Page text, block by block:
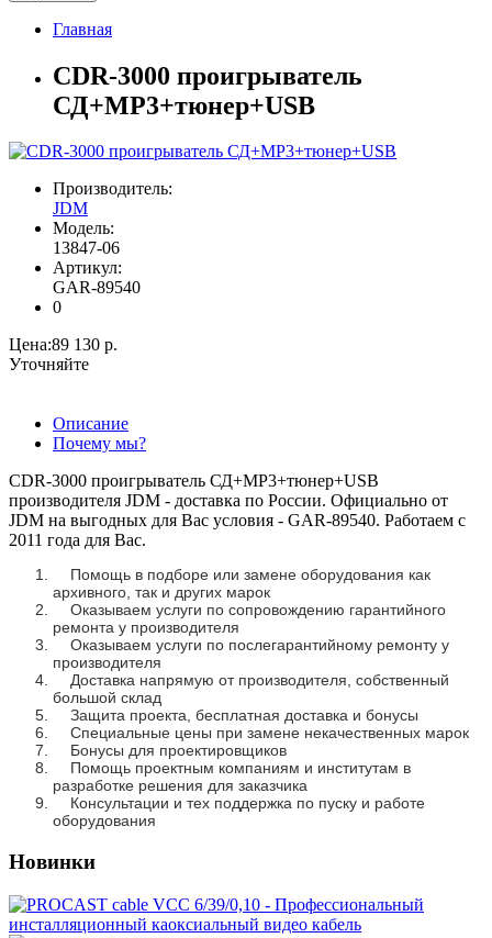
Главная
CDR-3000 проигрыватель
СД+MP3+тюнер+USB
Производитель:
JDM
Модель:
13847-06
Артикул:
GAR-89540
0
Цена:89 130 р.
Уточняйте
Описание
Почему мы?
CDR-3000 проигрыватель СД+MP3+тюнер+USB
производителя JDM - доставка по России. Официально от
JDM на выгодных для Вас условия - GAR-89540. Работаем с
2011 года для Вас.
Помощь в подборе или замене оборудования как
архивного, так и других марок
Оказываем услуги по сопровождению гарантийного
ремонта у производителя
Оказываем услуги по послегарантийному ремонту у
производителя
Доставка напрямую от производителя, собственный
большой склад
Защита проекта, бесплатная доставка и бонусы
Специальные цены при замене некачественных марок
Бонусы для проектировщиков
Помощь проектным компаниям и институтам в
разработке решения для заказчика
Консультации и тех поддержка по пуску и работе
оборудования
Новинки